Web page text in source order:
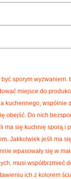
sporym
miejsce do
kuchennego, wspólnie
obejść. Do nich
ma się kuchnię sporą i
Jakkolwiek jeśli ma
wpasowały się w
musi współbrzmieć
ich z kolorem